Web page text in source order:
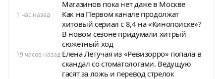
Магазинов пока нет даже в Москве
1 час назад
Как на Первом канале продолжат
хитовый сериал с 8,4 на «Кинопоиске»?
В новом сезоне придумали хитрый
сюжетный ход
19 часов назад Елена Летучая из «Ревизорро» попала в
скандал со стоматологами. Ведущую
гасят за ложь и перевод стрелок